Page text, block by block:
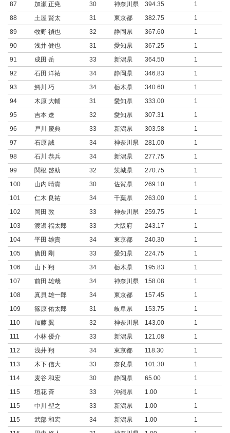
87
加瀬 正尭 30 神奈川県 394.35
1
88
土屋 賢太 31 東京都 382.75
1
89
牧野 禎也 32 静岡県 367.60
1
90
浅井 健也 31 愛知県 367.25
1
91
成田 岳 33 新潟県 364.50
1
92
石田 洋祐 34 静岡県 346.83
1
93
鰐川 巧 34 栃木県 340.60
1
94
木原 大輔 31 愛知県 333.00
1
95
吉本 遼 32 愛知県 307.31
1
96
戸川 慶典 33 新潟県 303.58
1
97
石原 誠 34 神奈川県 281.00
1
98
石川 恭兵 34 新潟県 277.75
1
99
関根 啓助 32 茨城県 270.75
1
100
山内 晴貴 30 佐賀県 269.10
1
101
仁木 良祐 34 千葉県 263.00
1
102
岡田 敦 33 神奈川県 259.75
1
103
渡邊 福太郎 33 大阪府 243.17
1
104
平田 雄貴 34 東京都 240.30
1
105
廣田 剛 33 愛知県 224.75
1
106
山下 翔 34 栃木県 195.83
1
107
前田 雄哉 34 神奈川県 158.08
1
108
真貝 雄一郎 34 東京都 157.45
1
109
篠原 佑太郎 31 岐阜県 153.75
1
110
加藤 翼 32 神奈川県 143.00
1
111
小林 優介 33 新潟県 121.08
1
112
浅井 翔 34 東京都 118.30
1
113
木下 信大 33 奈良県 101.30
1
114
麦谷 和宏 30 静岡県 65.00
1
115
垣花 斉 33 沖縄県 1.00
1
115
中川 聖之 33 新潟県 1.00
1
115
武部 和宏 34 新潟県 1.00
1